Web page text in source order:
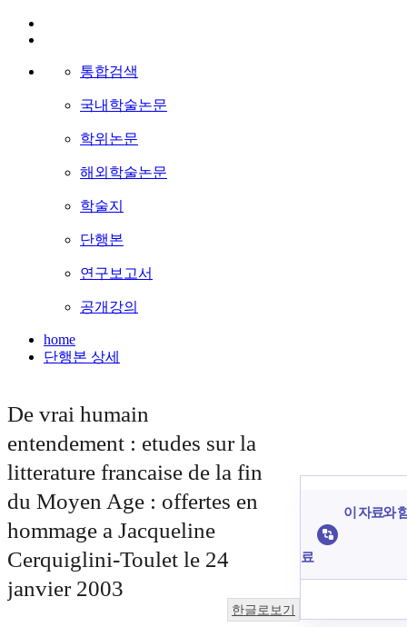
통합검색
국내학술논문
학위논문
해외학술논문
학술지
단행본
연구보고서
공개강의
home
단행본 상세
De vrai humain
entendement : etudes sur la
litterature francaise de la fin
du Moyen Age : offertes en
hommage a Jacqueline
Cerquiglini-Toulet le 24
janvier 2003
한글로보기
이 자료와
료